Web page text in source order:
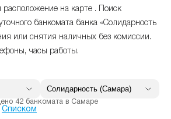
расположение на карте . Поиск
банкомата банка «Солидарность
или снятия наличных без комиссии.
часы работы.
42 банкомата в Самаре
Списком